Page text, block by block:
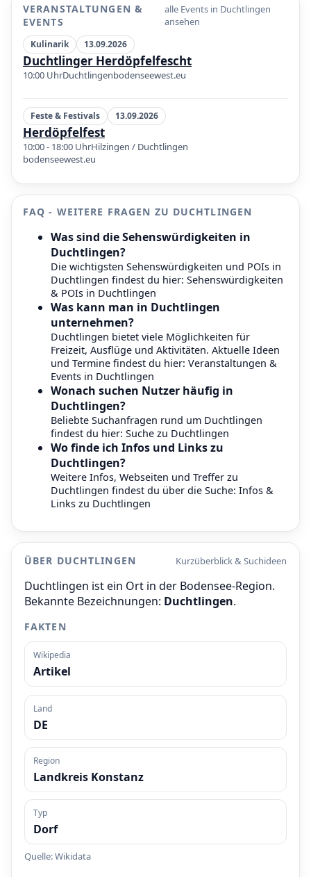
VERANSTALTUNGEN &
EVENTS
alle Events in Duchtlingen
ansehen
Kulinarik 13.09.2026
Duchtlinger Herdöpfelfescht
10:00 UhrDuchtlingenbodenseewest.eu
Feste & Festivals 13.09.2026
Herdöpfelfest
10:00 - 18:00 UhrHilzingen / Duchtlingen
bodenseewest.eu
FAQ - WEITERE FRAGEN ZU DUCHTLINGEN
Was sind die Sehenswürdigkeiten in
Duchtlingen?
Die wichtigsten Sehenswürdigkeiten und POIs in
Duchtlingen findest du hier: Sehenswürdigkeiten
& POIs in Duchtlingen
Was kann man in Duchtlingen
unternehmen?
Duchtlingen bietet viele Möglichkeiten für
Freizeit, Ausflüge und Aktivitäten. Aktuelle Ideen
und Termine findest du hier: Veranstaltungen &
Events in Duchtlingen
Wonach suchen Nutzer häufig in
Duchtlingen?
Beliebte Suchanfragen rund um Duchtlingen
findest du hier: Suche zu Duchtlingen
Wo finde ich Infos und Links zu
Duchtlingen?
Weitere Infos, Webseiten und Treffer zu
Duchtlingen findest du über die Suche: Infos &
Links zu Duchtlingen
ÜBER DUCHTLINGEN Kurzüberblick & Suchideen
Duchtlingen ist ein Ort in der Bodensee-Region.
Bekannte Bezeichnungen: Duchtlingen.
FAKTEN
Wikipedia
Artikel
Land
DE
Region
Landkreis Konstanz
Typ
Dorf
Quelle: Wikidata